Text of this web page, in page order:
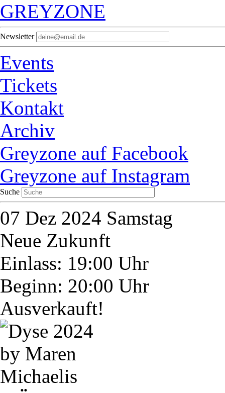
GREYZONE
Newsletter
Events
Tickets
Kontakt
Archiv
Greyzone auf Facebook
Greyzone auf Instagram
Suche
07 Dez 2024 Samstag
Neue Zukunft
Einlass: 19:00 Uhr
Beginn: 20:00 Uhr
Ausverkauft!